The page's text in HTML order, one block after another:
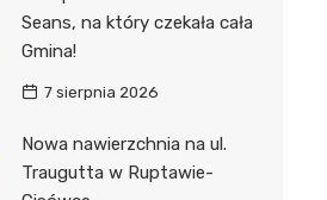
Seans, na który czekała cała
Gmina!
7 sierpnia 2026
Nowa nawierzchnia na ul.
Traugutta w Ruptawie-